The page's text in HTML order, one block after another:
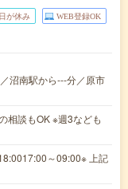
が休み WEB登録OK
沼南駅から---分／原市
相談もOK ※週3なども
～09:00※ 上記